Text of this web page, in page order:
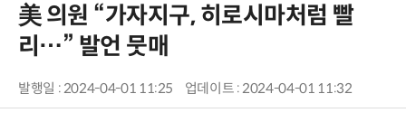
美 의원 “가자지구, 히로시마처럼 빨
리…” 발언 뭇매
발행일 : 2024-04-01 11:25 업데이트 : 2024-04-01 11:32